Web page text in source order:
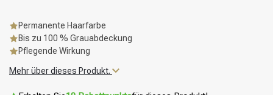
Permanente Haarfarbe
Bis zu 100 % Grauabdeckung
Pflegende Wirkung
Mehr über dieses Produkt.